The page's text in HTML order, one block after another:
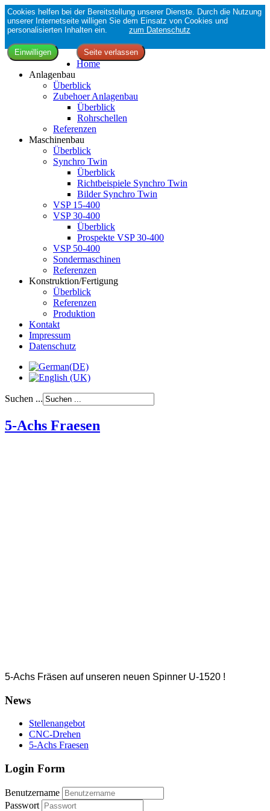
Cookies helfen bei der Bereitstellung unserer Dienste. Durch die Nutzung
unserer Internetseite willigen Sie dem Einsatz von Cookies und
personalisierten Inhalten ein. zum Datenschutz
Home
Anlagenbau
Überblick
Zubehoer Anlagenbau
Überblick
Rohrschellen
Referenzen
Maschinenbau
Überblick
Synchro Twin
Überblick
Richtbeispiele Synchro Twin
Bilder Synchro Twin
VSP 15-400
VSP 30-400
Überblick
Prospekte VSP 30-400
VSP 50-400
Sondermaschinen
Referenzen
Konstruktion/Fertigung
Überblick
Referenzen
Produktion
Kontakt
Impressum
Datenschutz
Suchen ...
5-Achs Fraesen
5-Achs Fräsen auf unseren neuen Spinner U-1520 !
News
Stellenangebot
CNC-Drehen
5-Achs Fraesen
Login Form
Benutzername
Passwort